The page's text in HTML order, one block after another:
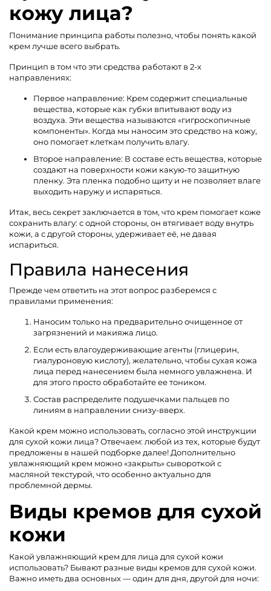
кожу лица?
Понимание принципа работы полезно, чтобы понять какой
крем лучше всего выбрать.
Принцип в том что эти средства работают в 2-х
направлениях:
Первое направление: Крем содержит специальные
вещества, которые как губки впитывают воду из
воздуха. Эти вещества называются «гигроскопичные
компоненты». Когда мы наносим это средство на кожу,
оно помогает клеткам получить влагу.
Второе направление: В составе есть вещества, которые
создают на поверхности кожи какую-то защитную
пленку. Эта пленка подобно щиту и не позволяет влаге
выходить наружу и испаряться.
Итак, весь секрет заключается в том, что крем помогает коже
сохранить влагу: с одной стороны, он втягивает воду внутрь
кожи, а с другой стороны, удерживает её, не давая
испариться.
Правила нанесения
Прежде чем ответить на этот вопрос разберемся с
правилами применения:
Наносим только на предварительно очищенное от
загрязнений и макияжа лицо.
Если есть влагоудерживающие агенты (глицерин,
гиалуроновую кислоту), желательно, чтобы сухая кожа
лица перед нанесением была немного увлажнена. И
для этого просто обработайте ее тоником.
Состав распределите подушечками пальцев по
линиям в направлении снизу-вверх.
Какой крем можно использовать, согласно этой инструкции
для сухой кожи лица? Отвечаем: любой из тех, которые будут
предложены в нашей подборке далее! Дополнительно
увлажняющий крем можно «закрыть» сывороткой с
масляной текстурой, что особенно актуально для
проблемной дермы.
Виды кремов для сухой
кожи
Какой увлажняющий крем для лица для сухой кожи
использовать? Бывают разные виды кремов для сухой кожи.
Важно иметь два основных — один для дня, другой для ночи: